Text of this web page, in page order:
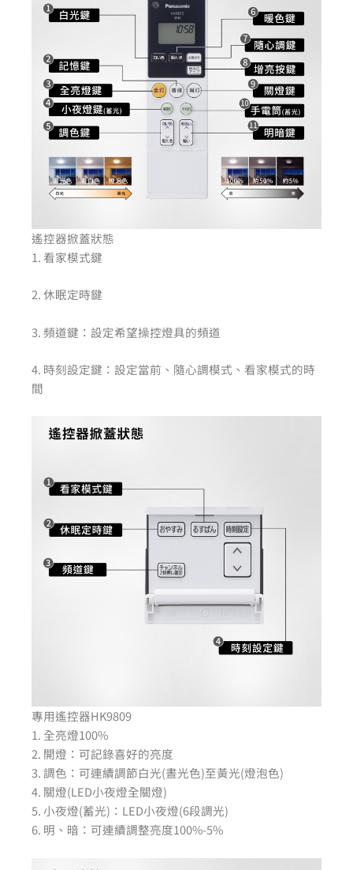
遙控器掀蓋狀態
1. 看家模式鍵
2. 休眠定時鍵
3. 頻道鍵：設定希望操控燈具的頻道
4. 時刻設定鍵：設定當前、隨心調模式、看家模式的時
間
專用遙控器HK9809
1. 全亮燈100%
2. 開燈：可記錄喜好的亮度
3. 調色：可連續調節白光(晝光色)至黃光(燈泡色)
4. 關燈(LED小夜燈全關燈)
5. 小夜燈(蓄光)：LED小夜燈(6段調光)
6. 明、暗：可連續調整亮度100%-5%